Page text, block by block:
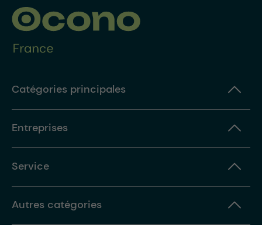
Catégories principales
Entreprises
Service
Autres catégories